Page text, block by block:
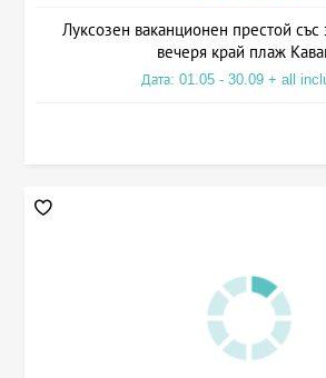
Луксозен ваканционен престой със
вечеря край плаж
Дата: 01.05 - 30.09 + all